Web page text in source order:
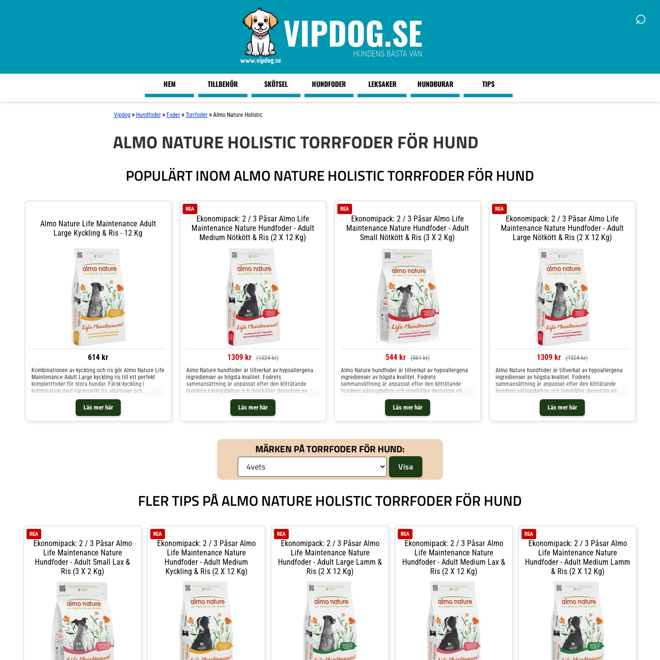
VIPDOG.SE
HUNDENS BÄSTA VÄN
⌕
HEM TILLBEHÖR SKÖTSEL HUNDFODER LEKSAKER HUNDBURAR TIPS
Vipdog » Hundfoder » Foder » Torrfoder » Almo Nature Holistic
ALMO NATURE HOLISTIC TORRFODER FÖR HUND
POPULÄRT INOM ALMO NATURE HOLISTIC TORRFODER FÖR HUND
Almo Nature Life Maintenance Adult
Large Kyckling & Ris - 12 Kg
614 kr
Läs mer här
Kombinationen av kyckling och ris gör Almo Nature Life
Maintenance Adult Large kyckling ris till ett perfekt
komplettfoder för stora hundar. Färsk kyckling i
kombination med näringsrikt ris, vitaminer och
mineralämnen tillfredsställer hundens naturliga
näringsbehov. Upprepade förändringar i hundens
Ekonomipack: 2 / 3 Påsar Almo Life
Maintenance Nature Hundfoder - Adult
Medium Nötkött & Ris (2 X 12 Kg)
REA
1309 kr (1324 kr)
Läs mer här
Almo Nature hundfoder är tillverkat av hypoallergena
ingredienser av högsta kvalitet. Fodrets
sammansättning är anpassat efter den köttätande
hundens näringsbehov och innehåller dessutom en
särskild förening av neutraceutikaler som främjar
hundens hälsa och välbefinnande. Almo Nature
Ekonomipack: 2 / 3 Påsar Almo Life
Maintenance Nature Hundfoder - Adult
Small Nötkött & Ris (3 X 2 Kg)
REA
544 kr (561 kr)
Läs mer här
Almo Nature hundfoder är tillverkat av hypoallergena
ingredienser av högsta kvalitet. Fodrets
sammansättning är anpassat efter den köttätande
hundens näringsbehov och innehåller dessutom en
särskild förening av neutraceutikaler som främjar
hundens hälsa och välbefinnande. Almo Nature
Ekonomipack: 2 / 3 Påsar Almo Life
Maintenance Nature Hundfoder - Adult
Large Nötkött & Ris (2 X 12 Kg)
REA
1309 kr (1324 kr)
Läs mer här
Almo Nature hundfoder är tillverkat av hypoallergena
ingredienser av högsta kvalitet. Fodrets
sammansättning är anpassat efter den köttätande
hundens näringsbehov och innehåller dessutom en
särskild förening av neutraceutikaler som främjar
hundens hälsa och välbefinnande. Almo Nature
MÄRKEN PÅ TORRFODER FÖR HUND:
FLER TIPS PÅ ALMO NATURE HOLISTIC TORRFODER FÖR HUND
Ekonomipack: 2 / 3 Påsar Almo
Life Maintenance Nature
Hundfoder - Adult Small Lax &
Ris (3 X 2 Kg)
REA
Ekonomipack: 2 / 3 Påsar Almo
Life Maintenance Nature
Hundfoder - Adult Medium
Kyckling & Ris (2 X 12 Kg)
REA
Ekonomipack: 2 / 3 Påsar Almo
Life Maintenance Nature
Hundfoder - Adult Large Lamm &
Ris (2 X 12 Kg)
REA
Ekonomipack: 2 / 3 Påsar Almo
Life Maintenance Nature
Hundfoder - Adult Medium Lax &
Ris (2 X 12 Kg)
REA
Ekonomipack: 2 / 3 Påsar Almo
Life Maintenance Nature
Hundfoder - Adult Medium Lamm
& Ris (2 X 12 Kg)
REA